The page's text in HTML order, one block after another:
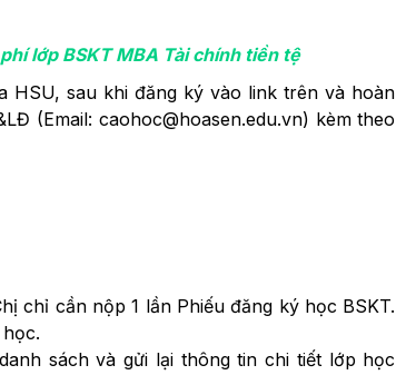
lớp BSKT MBA Tài chính tiền tệ
HSU, sau khi đăng ký vào link trên và hoàn
(Email: caohoc@hoasen.edu.vn) kèm theo
chỉ cần nộp 1 lần Phiếu đăng ký học BSKT.
sách và gửi lại thông tin chi tiết lớp học